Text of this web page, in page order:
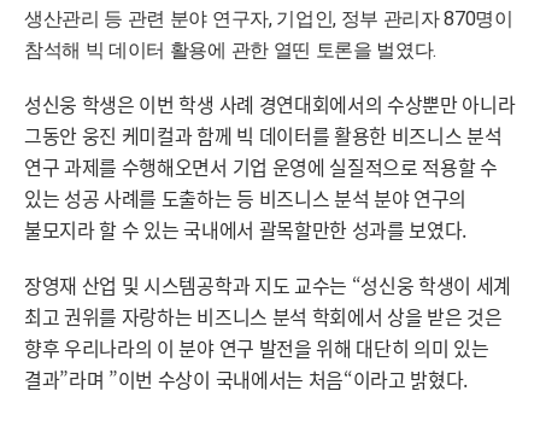
생산관리 등 관련 분야 연구자, 기업인, 정부 관리자 870명이
참석해 빅 데이터 활용에 관한 열띤 토론을 벌였다.
성신웅 학생은 이번 학생 사례 경연대회에서의 수상뿐만 아니라
그동안 웅진 케미컬과 함께 빅 데이터를 활용한 비즈니스 분석
연구 과제를 수행해오면서 기업 운영에 실질적으로 적용할 수
있는 성공 사례를 도출하는 등 비즈니스 분석 분야 연구의
불모지라 할 수 있는 국내에서 괄목할만한 성과를 보였다.
장영재 산업 및 시스템공학과 지도 교수는 “성신웅 학생이 세계
최고 권위를 자랑하는 비즈니스 분석 학회에서 상을 받은 것은
향후 우리나라의 이 분야 연구 발전을 위해 대단히 의미 있는
결과”라며 ”이번 수상이 국내에서는 처음“이라고 밝혔다.